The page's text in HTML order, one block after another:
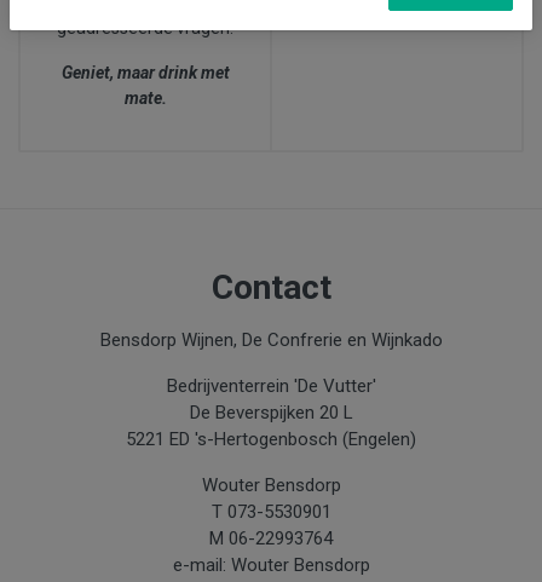
geadresseerde vragen.
Geniet, maar drink met
mate.
Contact
Bensdorp Wijnen, De Confrerie en Wijnkado
Bedrijventerrein 'De Vutter'
De Beverspijken 20 L
5221 ED 's-Hertogenbosch (Engelen)
Wouter Bensdorp
T 073-5530901
M 06-22993764
e-mail: Wouter Bensdorp